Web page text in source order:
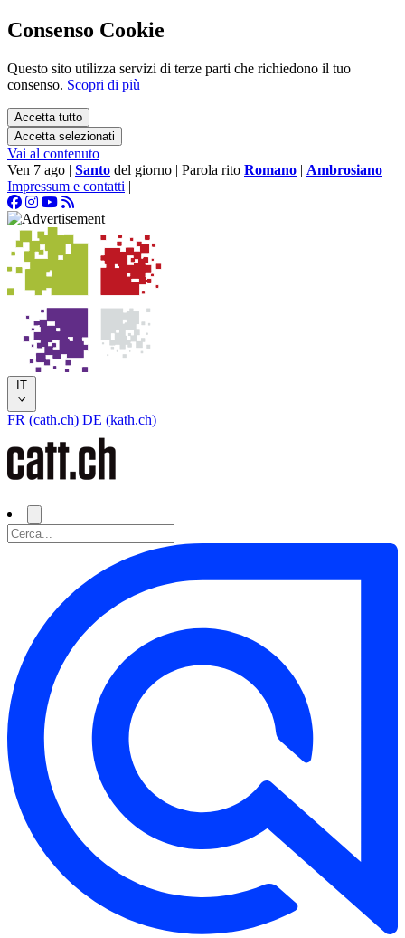
Consenso Cookie
Questo sito utilizza servizi di terze parti che richiedono il tuo
consenso. Scopri di più
Accetta tutto
Accetta selezionati
Vai al contenuto
Ven 7 ago | Santo del giorno | Parola rito Romano | Ambrosiano
Impressum e contatti |
IT
FR (cath.ch) DE (kath.ch)